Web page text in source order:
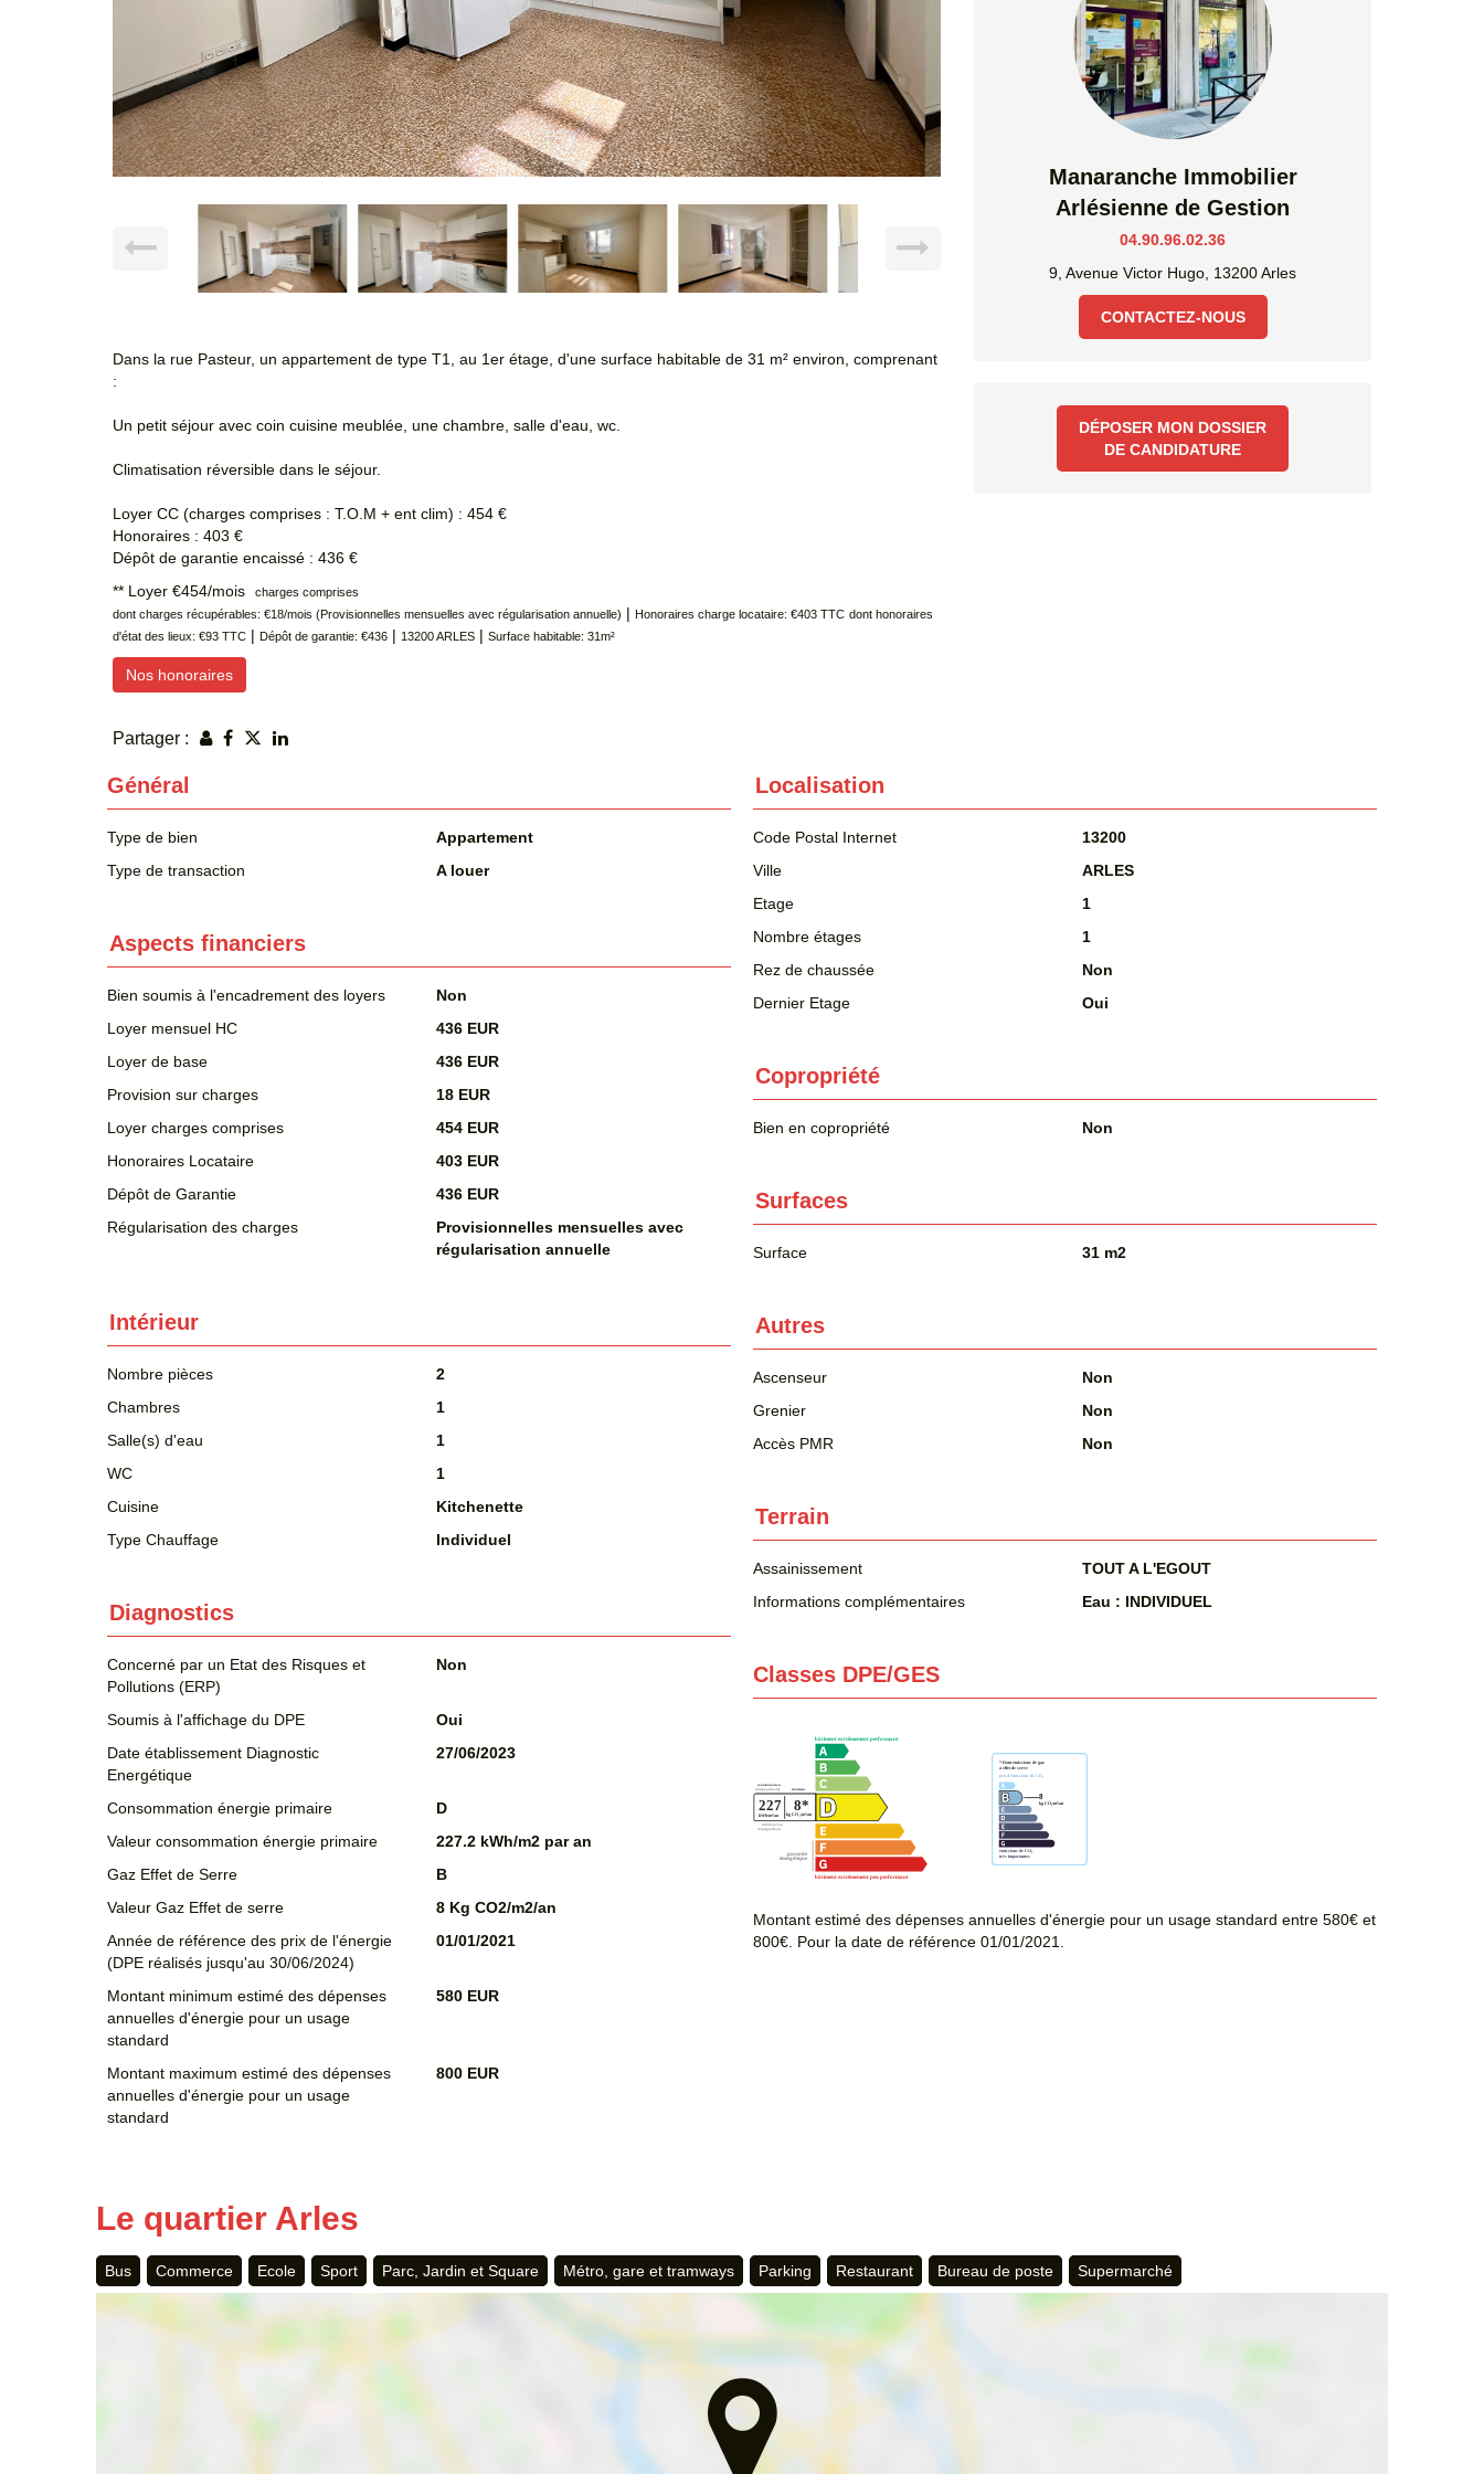
Dans la rue Pasteur, un appartement de type T1, au 1er étage, d'une surface habitable de 31 m² environ, comprenant
:
Un petit séjour avec coin cuisine meublée, une chambre, salle d'eau, wc.
Climatisation réversible dans le séjour.
Loyer CC (charges comprises : T.O.M + ent clim) : 454 €
Honoraires : 403 €
Dépôt de garantie encaissé : 436 €
** Loyer €454/mois
charges comprises
dont charges récupérables: €18/mois (Provisionnelles mensuelles avec régularisation annuelle) | Honoraires charge locataire: €403 TTC dont honoraires
d'état des lieux: €93 TTC | Dépôt de garantie: €436 | 13200 ARLES | Surface habitable: 31m²
Nos honoraires
Partager :
Manaranche Immobilier
Arlésienne de Gestion
04.90.96.02.36
9, Avenue Victor Hugo, 13200 Arles
CONTACTEZ-NOUS
DÉPOSER MON DOSSIER
DE CANDIDATURE
Général
Type de bien
Appartement
Type de transaction
A louer
Localisation
Code Postal Internet
13200
Ville
ARLES
Etage
1
Nombre étages
1
Rez de chaussée
Non
Dernier Etage
Oui
Aspects financiers
Bien soumis à l'encadrement des loyers
Non
Loyer mensuel HC
436 EUR
Loyer de base
436 EUR
Provision sur charges
18 EUR
Loyer charges comprises
454 EUR
Honoraires Locataire
403 EUR
Dépôt de Garantie
436 EUR
Régularisation des charges
Provisionnelles mensuelles avec
régularisation annuelle
Copropriété
Bien en copropriété Non
Surfaces
Surface 31 m2
Intérieur
Nombre pièces
2
Chambres
1
Salle(s) d'eau
1
WC
1
Cuisine
Kitchenette
Type Chauffage
Individuel
Autres
Ascenseur
Non
Grenier
Non
Accès PMR
Non
Terrain
Assainissement
TOUT A L'EGOUT
Informations complémentaires
Eau : INDIVIDUEL
Diagnostics
Concerné par un Etat des Risques et
Pollutions (ERP)
Non
Soumis à l'affichage du DPE
Oui
Date établissement Diagnostic
Energétique
27/06/2023
Consommation énergie primaire
D
Valeur consommation énergie primaire
227.2 kWh/m2 par an
Gaz Effet de Serre
B
Valeur Gaz Effet de serre
8 Kg CO2/m2/an
Année de référence des prix de l'énergie
(DPE réalisés jusqu'au 30/06/2024)
01/01/2021
Montant minimum estimé des dépenses
annuelles d'énergie pour un usage
standard
580 EUR
Montant maximum estimé des dépenses
annuelles d'énergie pour un usage
standard
800 EUR
Classes DPE/GES
Montant estimé des dépenses annuelles d'énergie pour un usage standard entre 580€ et
800€. Pour la date de référence 01/01/2021.
Le quartier Arles
Bus Commerce Ecole Sport Parc, Jardin et Square Métro, gare et tramways Parking Restaurant Bureau de poste Supermarché